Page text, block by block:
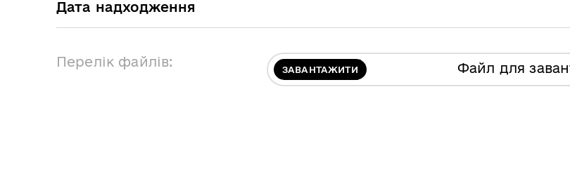
Дата надходження
Перелік файлів: ЗАВАНТАЖИТИ Файл для